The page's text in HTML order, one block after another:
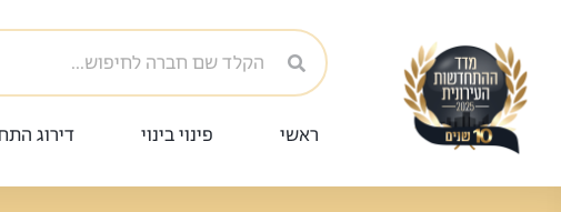
ראשי פינוי בינוי דירוג